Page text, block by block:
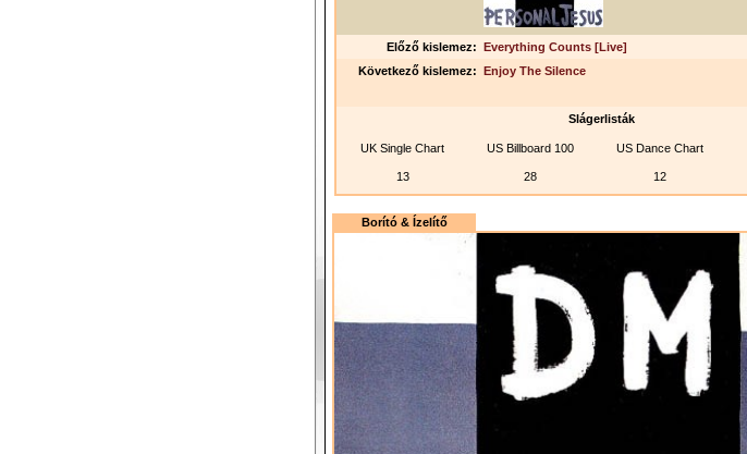
Előző kislemez: Everything Counts [Live]
Következő kislemez: Enjoy The Silence
Slágerlisták
UK Single Chart US Billboard 100 US Dance Chart
13 28 12
Borító & Ízelítő